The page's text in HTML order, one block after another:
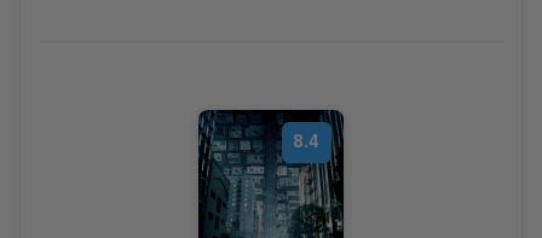
8.4